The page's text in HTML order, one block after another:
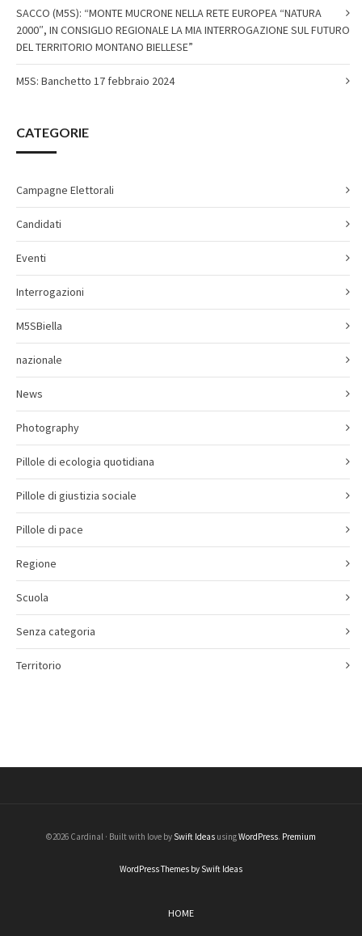
SACCO (M5S): “MONTE MUCRONE NELLA RETE EUROPEA “NATURA
2000″, IN CONSIGLIO REGIONALE LA MIA INTERROGAZIONE SUL FUTURO
DEL TERRITORIO MONTANO BIELLESE”
M5S: Banchetto 17 febbraio 2024
CATEGORIE
Campagne Elettorali
Candidati
Eventi
Interrogazioni
M5SBiella
nazionale
News
Photography
Pillole di ecologia quotidiana
Pillole di giustizia sociale
Pillole di pace
Regione
Scuola
Senza categoria
Territorio
©2026 Cardinal · Built with love by Swift Ideas usingWordPress. Premium
WordPress Themes by Swift Ideas
HOME